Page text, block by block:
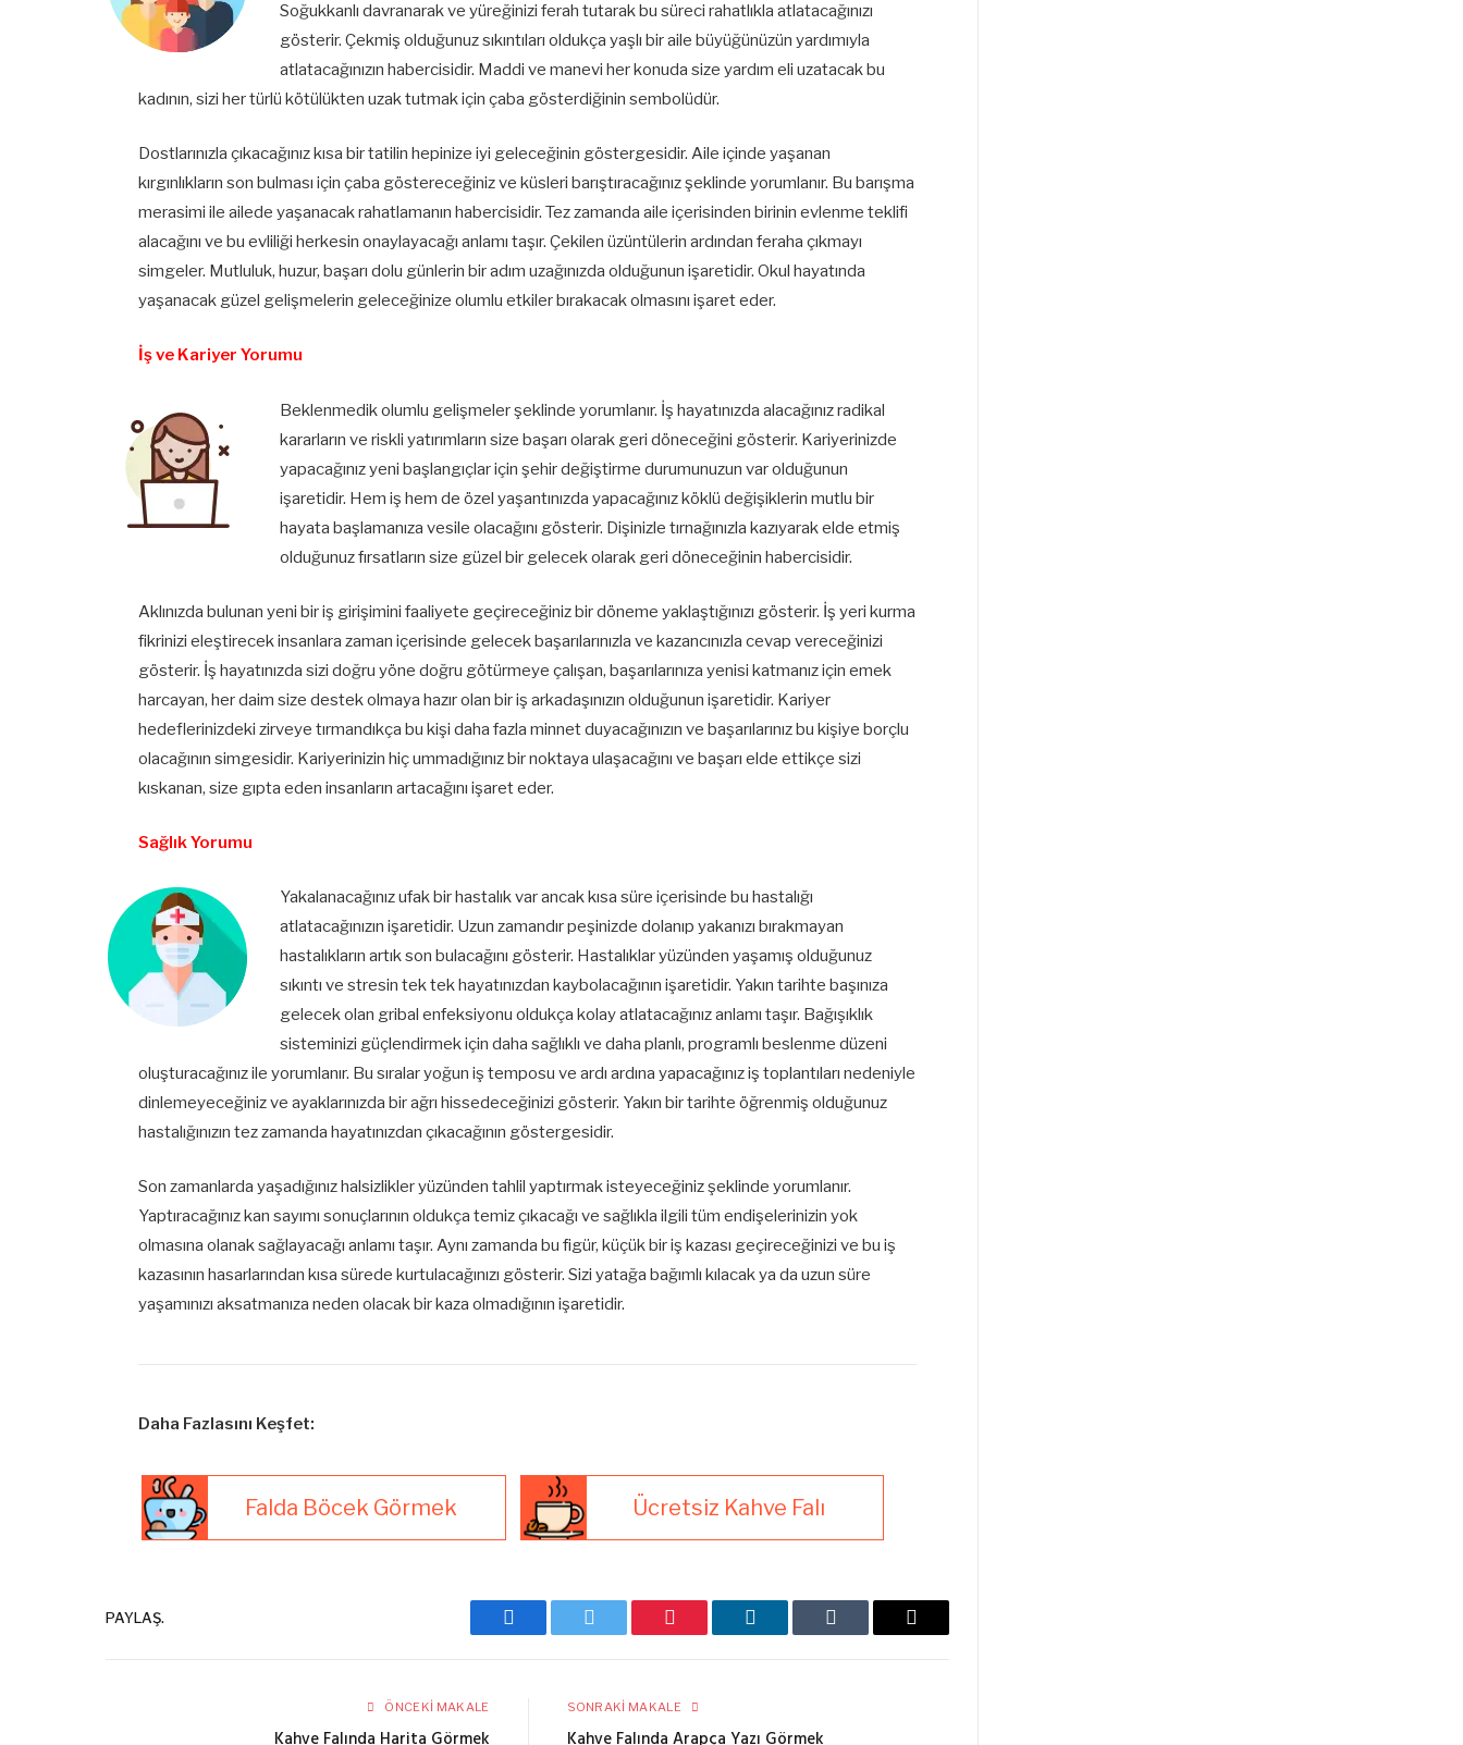
Soğukkanlı davranarak ve yüreğinizi ferah tutarak bu süreci rahatlıkla atlatacağınızı
gösterir. Çekmiş olduğunuz sıkıntıları oldukça yaşlı bir aile büyüğünüzün yardımıyla
atlatacağınızın habercisidir. Maddi ve manevi her konuda size yardım eli uzatacak bu
kadının, sizi her türlü kötülükten uzak tutmak için çaba gösterdiğinin sembolüdür.
Dostlarınızla çıkacağınız kısa bir tatilin hepinize iyi geleceğinin göstergesidir. Aile içinde yaşanan
kırgınlıkların son bulması için çaba göstereceğiniz ve küsleri barıştıracağınız şeklinde yorumlanır. Bu barışma
merasimi ile ailede yaşanacak rahatlamanın habercisidir. Tez zamanda aile içerisinden birinin evlenme teklifi
alacağını ve bu evliliği herkesin onaylayacağı anlamı taşır. Çekilen üzüntülerin ardından feraha çıkmayı
simgeler. Mutluluk, huzur, başarı dolu günlerin bir adım uzağınızda olduğunun işaretidir. Okul hayatında
yaşanacak güzel gelişmelerin geleceğinize olumlu etkiler bırakacak olmasını işaret eder.
İş ve Kariyer Yorumu
Beklenmedik olumlu gelişmeler şeklinde yorumlanır. İş hayatınızda alacağınız radikal
kararların ve riskli yatırımların size başarı olarak geri döneceğini gösterir. Kariyerinizde
yapacağınız yeni başlangıçlar için şehir değiştirme durumunuzun var olduğunun
işaretidir. Hem iş hem de özel yaşantınızda yapacağınız köklü değişiklerin mutlu bir
hayata başlamanıza vesile olacağını gösterir. Dişinizle tırnağınızla kazıyarak elde etmiş
olduğunuz fırsatların size güzel bir gelecek olarak geri döneceğinin habercisidir.
Aklınızda bulunan yeni bir iş girişimini faaliyete geçireceğiniz bir döneme yaklaştığınızı gösterir. İş yeri kurma
fikrinizi eleştirecek insanlara zaman içerisinde gelecek başarılarınızla ve kazancınızla cevap vereceğinizi
gösterir. İş hayatınızda sizi doğru yöne doğru götürmeye çalışan, başarılarınıza yenisi katmanız için emek
harcayan, her daim size destek olmaya hazır olan bir iş arkadaşınızın olduğunun işaretidir. Kariyer
hedeflerinizdeki zirveye tırmandıkça bu kişi daha fazla minnet duyacağınızın ve başarılarınız bu kişiye borçlu
olacağının simgesidir. Kariyerinizin hiç ummadığınız bir noktaya ulaşacağını ve başarı elde ettikçe sizi
kıskanan, size gıpta eden insanların artacağını işaret eder.
Sağlık Yorumu
Yakalanacağınız ufak bir hastalık var ancak kısa süre içerisinde bu hastalığı
atlatacağınızın işaretidir. Uzun zamandır peşinizde dolanıp yakanızı bırakmayan
hastalıkların artık son bulacağını gösterir. Hastalıklar yüzünden yaşamış olduğunuz
sıkıntı ve stresin tek tek hayatınızdan kaybolacağının işaretidir. Yakın tarihte başınıza
gelecek olan gribal enfeksiyonu oldukça kolay atlatacağınız anlamı taşır. Bağışıklık
sisteminizi güçlendirmek için daha sağlıklı ve daha planlı, programlı beslenme düzeni
oluşturacağınız ile yorumlanır. Bu sıralar yoğun iş temposu ve ardı ardına yapacağınız iş toplantıları nedeniyle
dinlemeyeceğiniz ve ayaklarınızda bir ağrı hissedeceğinizi gösterir. Yakın bir tarihte öğrenmiş olduğunuz
hastalığınızın tez zamanda hayatınızdan çıkacağının göstergesidir.
Son zamanlarda yaşadığınız halsizlikler yüzünden tahlil yaptırmak isteyeceğiniz şeklinde yorumlanır.
Yaptıracağınız kan sayımı sonuçlarının oldukça temiz çıkacağı ve sağlıkla ilgili tüm endişelerinizin yok
olmasına olanak sağlayacağı anlamı taşır. Aynı zamanda bu figür, küçük bir iş kazası geçireceğinizi ve bu iş
kazasının hasarlarından kısa sürede kurtulacağınızı gösterir. Sizi yatağa bağımlı kılacak ya da uzun süre
yaşamınızı aksatmanıza neden olacak bir kaza olmadığının işaretidir.
Daha Fazlasını Keşfet:
Falda Böcek Görmek Ücretsiz Kahve Falı
PAYLAŞ.
Facebook Twitter Pinterest LinkedIn Tumblr
E-
ÖNCEKI MAKALE
Kahve Falında Harita Görmek
SONRAKI MAKALE
Kahve Falında Arapça Yazı Görmek